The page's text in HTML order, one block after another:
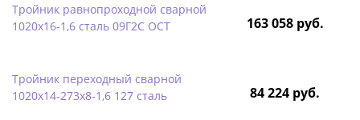
Тройник равнопроходной сварной
1020х16-1,6 сталь 09Г2С ОСТ
163 058 руб.
Тройник переходный сварной
1020х14-273х8-1,6 127 сталь
84 224 руб.